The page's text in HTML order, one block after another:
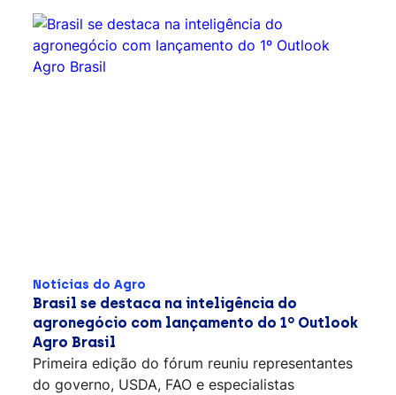
Notícias do Agro
Brasil se destaca na inteligência do
agronegócio com lançamento do 1º Outlook
Agro Brasil
Primeira edição do fórum reuniu representantes
do governo, USDA, FAO e especialistas